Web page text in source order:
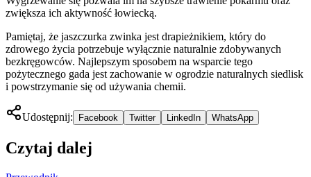
zwiększa ich aktywność łowiecką.
Pamiętaj, że jaszczurka zwinka jest drapieżnikiem, który do
zdrowego życia potrzebuje wyłącznie naturalnie zdobywanych
bezkręgowców. Najlepszym sposobem na wsparcie tego
pożytecznego gada jest zachowanie w ogrodzie naturalnych siedlisk
i powstrzymanie się od używania chemii.
Udostępnij: Facebook Twitter LinkedIn WhatsApp
Czytaj dalej